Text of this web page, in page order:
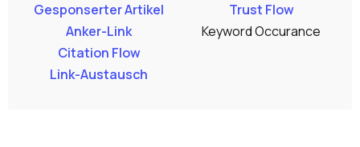
Gesponserter Artikel
Anker-Link
Citation Flow
Link-Austausch
Trust Flow
Keyword Occurance